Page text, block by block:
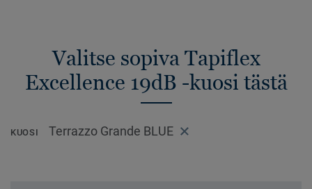
Valitse sopiva Tapiflex
Excellence 19dB -kuosi tästä
KUOSI Terrazzo Grande BLUE